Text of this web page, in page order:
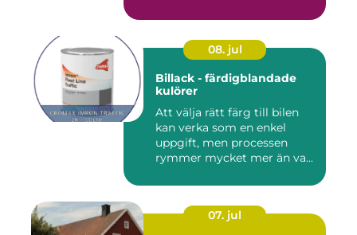
08. jul
Billack - färdigblandade
kulörer
Att välja rätt färg till bilen
kan verka som en enkel
uppgift, men processen
rymmer mycket mer än va...
07. jul